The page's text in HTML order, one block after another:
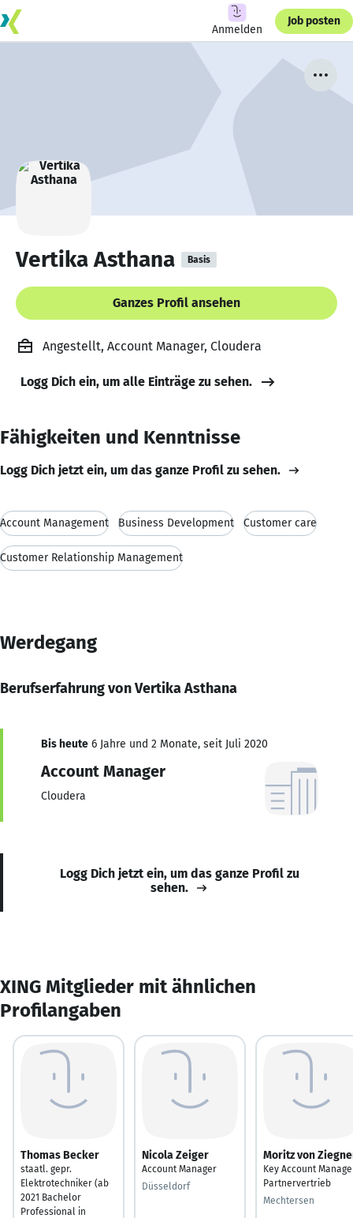
Anmelden
Job posten
Vertika Asthana Basis
Ganzes Profil ansehen
Angestellt, Account Manager, Cloudera
Logg Dich ein, um alle Einträge zu sehen.
Fähigkeiten und Kenntnisse
Logg Dich jetzt ein, um das ganze Profil zu sehen.
Account Management Business Development Customer care
Customer Relationship Management
Werdegang
Berufserfahrung von Vertika Asthana
Bis heute 6 Jahre und 2 Monate, seit Juli 2020
Account Manager
Cloudera
Logg Dich jetzt ein, um das ganze Profil zu
sehen.
XING Mitglieder mit ähnlichen
Profilangaben
Thomas Becker
staatl. gepr.
Elektrotechniker (ab
2021 Bachelor
Professional in
Nicola Zeiger
Account Manager
Düsseldorf
Moritz von
Key Account
Partnervertrieb
Mechtersen